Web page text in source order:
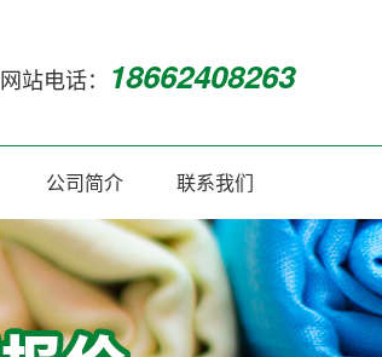
网站电话： 18662408263
公司简介 联系我们